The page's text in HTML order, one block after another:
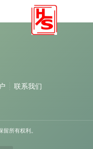
联系我们
所有权利。